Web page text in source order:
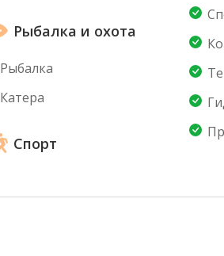
Рыбалка и охота
Рыбалка
Катера
Спорт